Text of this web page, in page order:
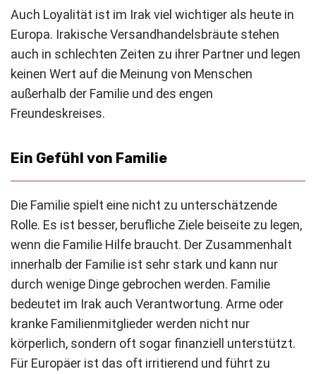
Auch Loyalität ist im Irak viel wichtiger als heute in
Europa. Irakische Versandhandelsbräute stehen
auch in schlechten Zeiten zu ihrer Partner und legen
keinen Wert auf die Meinung von Menschen
außerhalb der Familie und des engen
Freundeskreises.
Ein Gefühl von Familie
Die Familie spielt eine nicht zu unterschätzende
Rolle. Es ist besser, berufliche Ziele beiseite zu legen,
wenn die Familie Hilfe braucht. Der Zusammenhalt
innerhalb der Familie ist sehr stark und kann nur
durch wenige Dinge gebrochen werden. Familie
bedeutet im Irak auch Verantwortung. Arme oder
kranke Familienmitglieder werden nicht nur
körperlich, sondern oft sogar finanziell unterstützt.
Für Europäer ist das oft irritierend und führt zu